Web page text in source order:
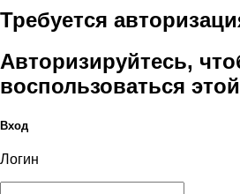
Требуется
Авторизируйтесь,
воспользоваться
Вход
Логин